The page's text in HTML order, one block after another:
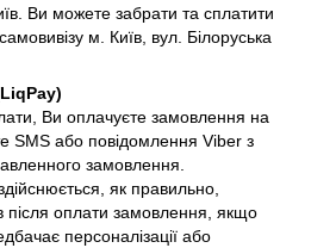
Ви можете забрати та сплатити
м. Київ, вул. Білоруська
Ви оплачуєте замовлення на
SMS або повідомлення Viber з
замовлення.
як правильно,
після оплати замовлення, якщо
персоналізації або